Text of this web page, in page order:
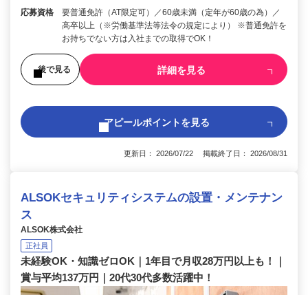
応募資格
要普通免許（AT限定可）／60歳未満（定年が60歳の為）／
高卒以上（※労働基準法等法令の規定により） ※普通免許を
お持ちでない方は入社までの取得でOK！
後で見る 詳細を見る
アピールポイントを見る
更新日： 2026/07/22 掲載終了日： 2026/08/31
ALSOKセキュリティシステムの設置・メンテナン
ス
ALSOK株式会社
正社員
未経験OK・知識ゼロOK｜1年目で月収28万円以上も！｜
賞与平均137万円｜20代30代多数活躍中！